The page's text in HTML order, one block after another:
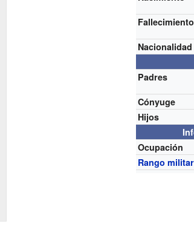
Fallecimiento
Nacionalidad
Padres
Cónyuge
Hijos
Ocupación
Rango militar